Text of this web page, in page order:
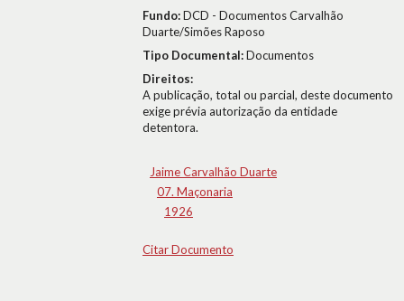
Fundo:DCD - Documentos Carvalhão
Duarte/Simões Raposo
Tipo Documental:Documentos
Direitos:
A publicação, total ou parcial, deste documento
exige prévia autorização da entidade
detentora.
Jaime Carvalhão Duarte
07. Maçonaria
1926
Citar Documento